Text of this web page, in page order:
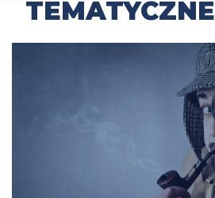
TEMATYCZNE